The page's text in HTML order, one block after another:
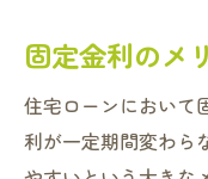
固定金利のメ
住宅ローンにおいて
利が一定期間変わら